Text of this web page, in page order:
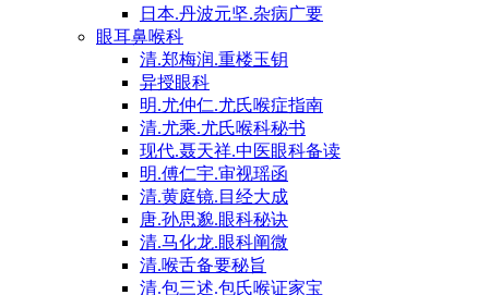
日本.丹波元坚.杂病广要
眼耳鼻喉科
清.郑梅润.重楼玉钥
异授眼科
明.尤仲仁.尤氏喉症指南
清.尤乘.尤氏喉科秘书
现代.聂天祥.中医眼科备读
明.傅仁宇.审视瑶函
清.黄庭镜.目经大成
唐.孙思邈.眼科秘诀
清.马化龙.眼科阐微
清.喉舌备要秘旨
清.包三述.包氏喉证家宝